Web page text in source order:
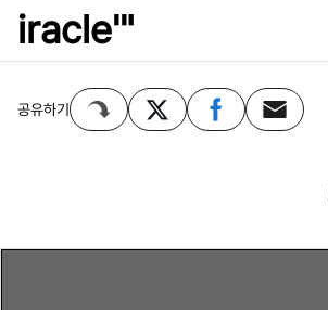
iracle'"
공유하기